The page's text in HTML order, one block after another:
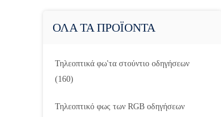
ΟΛΑ ΤΑ ΠΡΟΪΟΝΤΑ
Τηλεοπτικά φω'τα στούντιο οδηγήσεων
(160)
Τηλεοπτικό φως των RGB οδηγήσεων